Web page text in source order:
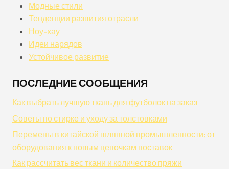
Модные стили
Тенденции развития отрасли
Ноу-хау
Идеи нарядов
Устойчивое развитие
ПОСЛЕДНИЕ СООБЩЕНИЯ
Как выбрать лучшую ткань для футболок на заказ
Советы по стирке и уходу за толстовками
Перемены в китайской шляпной промышленности: от
оборудования к новым цепочкам поставок
Как рассчитать вес ткани и количество пряжи